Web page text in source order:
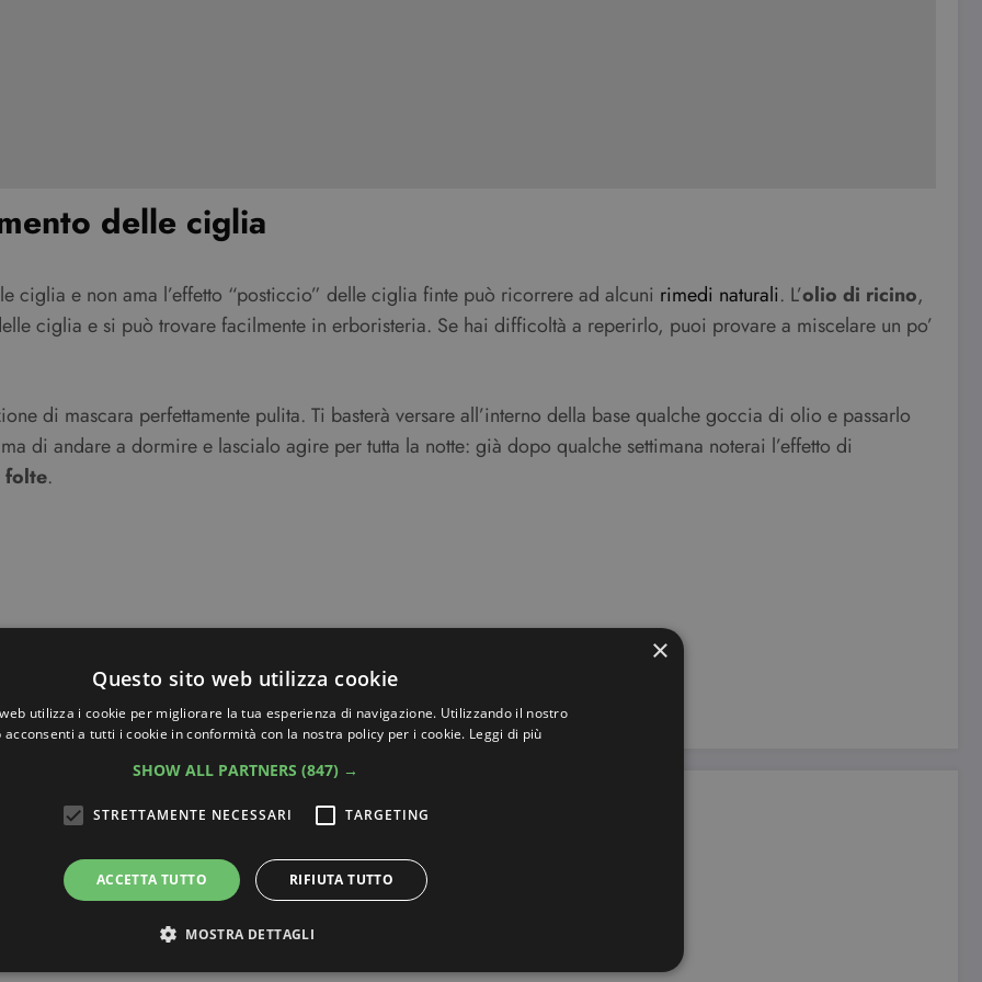
delle ciglia
ciglia e non ama l’effetto “posticcio” delle ciglia finte può ricorrere ad alcuni rimedi naturali. L’olio di ricino,
ciglia e si può trovare facilmente in erboristeria. Se hai difficoltà a reperirlo, puoi provare a miscelare un po’
di mascara perfettamente pulita. Ti basterà versare all’interno della base qualche goccia di olio e passarlo
di andare a dormire e lascialo agire per tutta la notte: già dopo qualche settimana noterai l’effetto di
.
Edit your Profilenow.
×
Questo sito web utilizza cookie
utilizza i cookie per migliorare la tua esperienza di navigazione. Utilizzando il nostro
acconsenti a tutti i cookie in conformità con la nostra policy per i cookie. Leggi di più
SHOW ALL PARTNERS (847) →
STRETTAMENTE NECESSARI TARGETING
ACCETTA TUTTO RIFIUTA TUTTO
MOSTRA DETTAGLI